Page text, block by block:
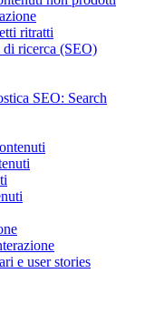
ritratti
ricerca (SEO)
SEO: Search
e user stories